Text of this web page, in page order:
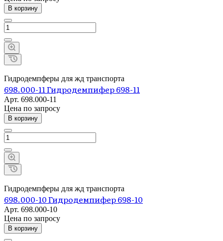
В корзину
Гидродемпферы для жд транспорта
698.000-11 Гидродемпифер 698-11
Арт. 698.000-11
Цена по запросу
В корзину
Гидродемпферы для жд транспорта
698.000-10 Гидродемпифер 698-10
Арт. 698.000-10
Цена по запросу
В корзину